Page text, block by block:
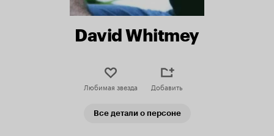
David Whitmey
Любимая звезда Добавить
Все детали о персоне